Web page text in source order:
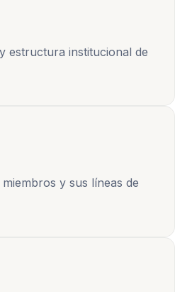
estructura institucional de
y sus líneas de